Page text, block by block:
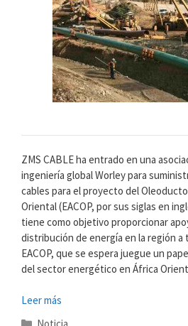
ZMS CABLE ha entrado en una
ingeniería global Worley para
cables para el proyecto del
Oriental (EACOP, por sus siglas en
tiene como objetivo proporcionar
distribución de energía en la región
EACOP, que se espera juegue un
del sector energético en África
Leer más
Categorías
Noticia